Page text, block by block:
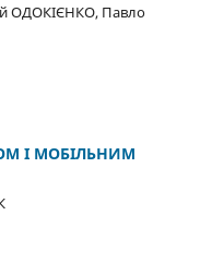
ОДОКІЄНКО, Павло
І МОБІЛЬНИМ